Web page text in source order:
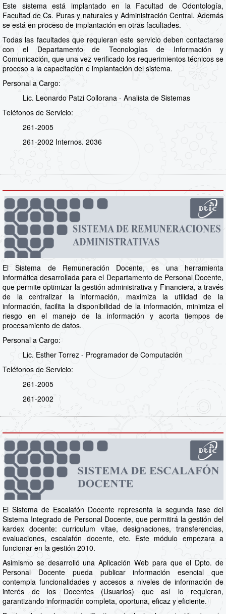
Este sistema está implantado en la Facultad de Odontología,
Facultad de Cs. Puras y naturales y Administración Central. Además
se está en proceso de implantación en otras facultades.
Todas las facultades que requieran este servicio deben contactarse
con el Departamento de Tecnologías de Información y
Comunicación, que una vez verificado los requerimientos técnicos se
proceso a la capacitación e implantación del sistema.
Personal a Cargo:
Lic. Leonardo Patzi Collorana - Analista de Sistemas
Teléfonos de Servicio:
261-2005
261-2002 Internos. 2036
El Sistema de Remuneración Docente, es una herramienta
informática desarrollada para el Departamento de Personal Docente,
que permite optimizar la gestión administrativa y Financiera, a través
de la centralizar la información, maximiza la utilidad de la
información, facilita la disponibilidad de la información, minimiza el
riesgo en el manejo de la información y acorta tiempos de
procesamiento de datos.
Personal a Cargo:
Lic. Esther Torrez - Programador de Computación
Teléfonos de Servicio:
261-2005
261-2002
El Sistema de Escalafón Docente representa la segunda fase del
Sistema Integrado de Personal Docente, que permitirá la gestión del
kardex docente: curriculum vitae, designaciones, transferencias,
evaluaciones, escalafón docente, etc. Este módulo empezara a
funcionar en la gestión 2010.
Asimismo se desarrolló una Aplicación Web para que el Dpto. de
Personal Docente pueda publicar información esencial que
contempla funcionalidades y accesos a niveles de información de
interés de los Docentes (Usuarios) que así lo requieran,
garantizando información completa, oportuna, eficaz y eficiente.